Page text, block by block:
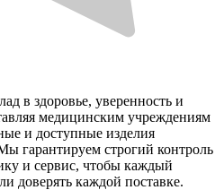
в здоровье, уверенность и
медицинским учреждениям
и доступные изделия
гарантируем строгий контроль
и сервис, чтобы каждый
доверять каждой поставке.